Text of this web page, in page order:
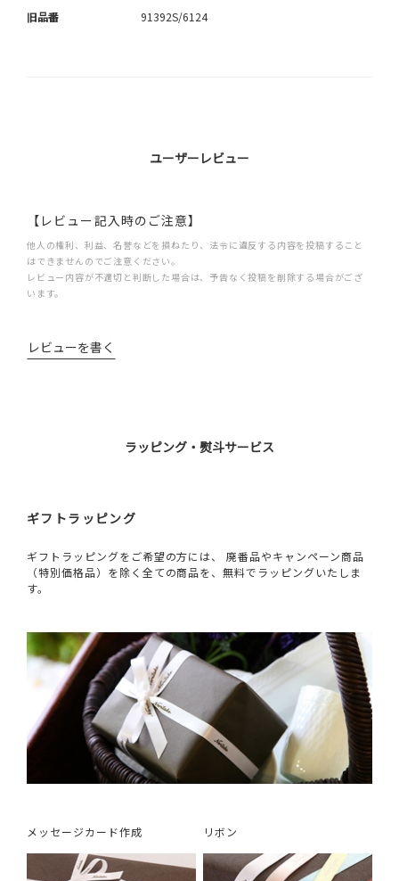
旧品番 91392S/6124
ユーザーレビュー
【レビュー記入時のご注意】
他人の権利、利益、名誉などを損ねたり、法令に違反する内容を投稿すること
はできませんのでご注意ください。
レビュー内容が不適切と判断した場合は、予告なく投稿を削除する場合がござ
います。
レビューを書く
ラッピング・熨斗サービス
ギフトラッピング
ギフトラッピングをご希望の方には、 廃番品やキャンペーン商品
（特別価格品）を除く全ての商品を、無料でラッピングいたしま
す。
メッセージカード作成 リボン